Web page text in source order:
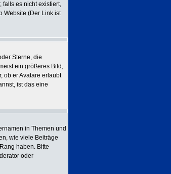
falls es nicht existiert,
Website (Der Link ist
Sterne, die
ein größeres Bild,
ob er Avatare erlaubt
ist das eine
in Themen und
wie viele Beiträge
haben. Bitte
oder